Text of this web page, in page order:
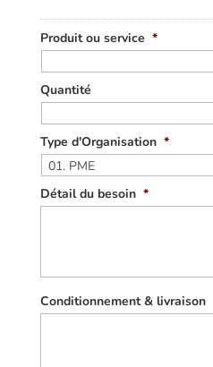
Produit ou service *
Quantité
Type d'Organisation *
Détail du besoin *
Conditionnement & livraison